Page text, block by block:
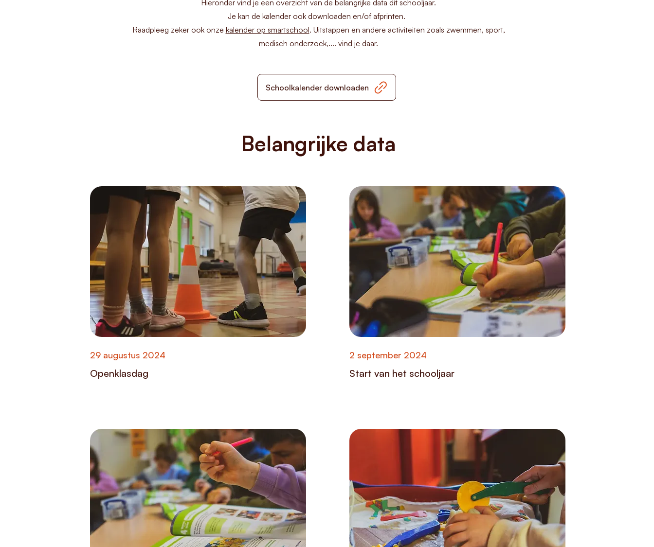
Hieronder vind je een overzicht van de belangrijke data dit schooljaar.
Je kan de kalender ook downloaden en/of afprinten.
Raadpleeg zeker ook onze kalender op smartschool. Uitstappen en andere activiteiten zoals zwemmen, sport,
medisch onderzoek,.... vind je daar.
Schoolkalender downloaden
Belangrijke data
29 augustus 2024
Openklasdag
2 september 2024
Start van het schooljaar